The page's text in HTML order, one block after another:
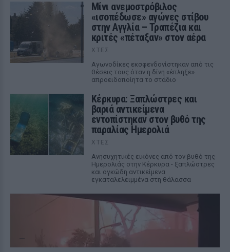
Μίνι ανεμοστρόβιλος
«ισοπέδωσε» αγώνες στίβου
στην Αγγλία – Τραπέζια και
κριτές «πέταξαν» στον αέρα
ΧΤΕΣ
Αγωνοδίκες εκσφενδονίστηκαν από τις
θέσεις τους όταν η δίνη «έπληξε»
απροειδοποίητα το στάδιο
Κέρκυρα: Ξαπλώστρες και
βαριά αντικείμενα
εντοπίστηκαν στον βυθό της
παραλίας Ημερολιά
ΧΤΕΣ
Ανησυχητικές εικόνες από τον βυθό της
Ημερολιάς στην Κέρκυρα - ξαπλώστρες
και ογκώδη αντικείμενα
εγκαταλελειμμένα στη θάλασσα